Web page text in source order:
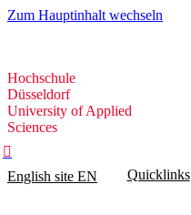
Zum Hauptinhalt wechseln
Hochschule
Düsseldorf
Hochschule
Düsseldorf
University of Applied
Sciences

English site EN Quicklinks